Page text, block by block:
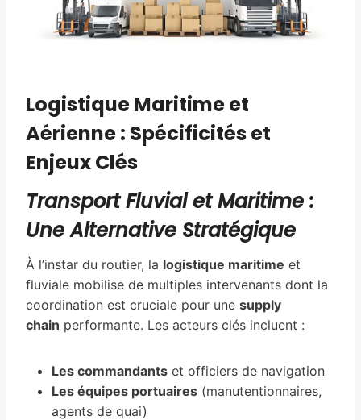
Logistique Maritime et
Aérienne : Spécificités et
Enjeux Clés
Transport Fluvial et Maritime :
Une Alternative Stratégique
À l’instar du routier, la logistique maritime et
fluviale mobilise de multiples intervenants dont la
coordination est cruciale pour une supply
chain performante. Les acteurs clés incluent :
Les commandants et officiers de navigation
Les équipes portuaires (manutentionnaires,
agents de quai)